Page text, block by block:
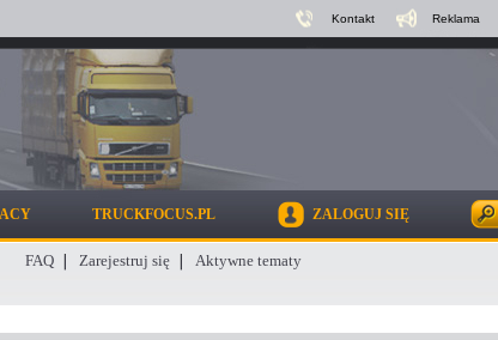
Kontakt Reklama
TRUCKFOCUS.PL ZALOGUJ SIĘ
FAQ Zarejestruj się Aktywne tematy